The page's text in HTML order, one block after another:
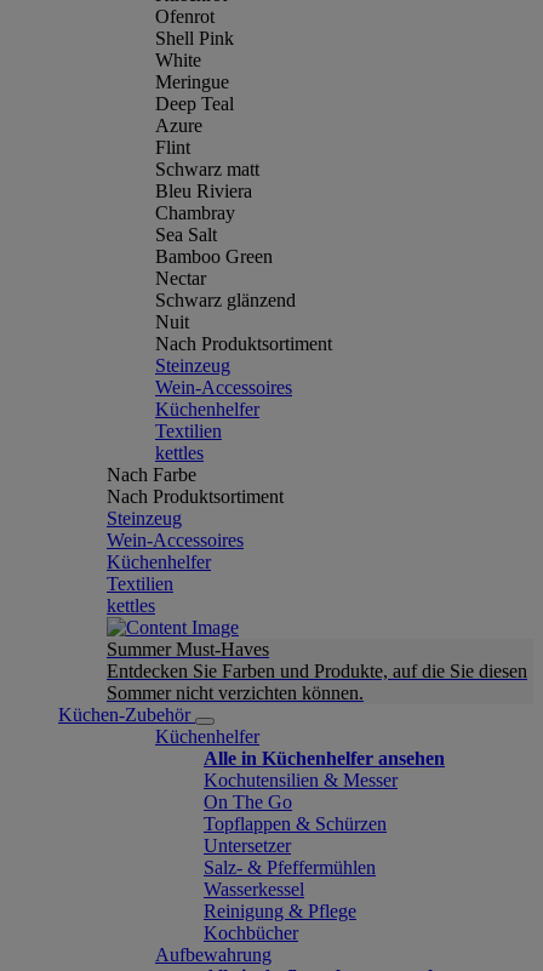
Ofenrot
Shell Pink
White
Meringue
Deep Teal
Azure
Flint
Schwarz matt
Bleu Riviera
Chambray
Sea Salt
Bamboo Green
Nectar
Schwarz glänzend
Nuit
Nach Produktsortiment
Steinzeug
Wein-Accessoires
Küchenhelfer
Textilien
kettles
Nach Farbe
Nach Produktsortiment
Steinzeug
Wein-Accessoires
Küchenhelfer
Textilien
kettles
Summer Must-Haves
Entdecken Sie Farben und Produkte, auf die Sie diesen
Sommer nicht verzichten können.
Küchen-Zubehör
Küchenhelfer
Alle in Küchenhelfer ansehen
Kochutensilien & Messer
On The Go
Topflappen & Schürzen
Untersetzer
Salz- & Pfeffermühlen
Wasserkessel
Reinigung & Pflege
Kochbücher
Aufbewahrung